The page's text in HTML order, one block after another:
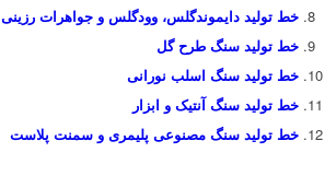
خط تولید دایموندگلس، وودگلس و جواهرات رزینی
خط تولید سنگ طرح گل
خط تولید سنگ اسلب نورانی
خط تولید سنگ آنتیک و ابزار
خط تولید سنگ مصنوعی پلیمری و سمنت پلاست